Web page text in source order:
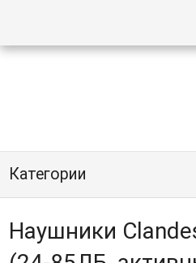
Категории
Наушники